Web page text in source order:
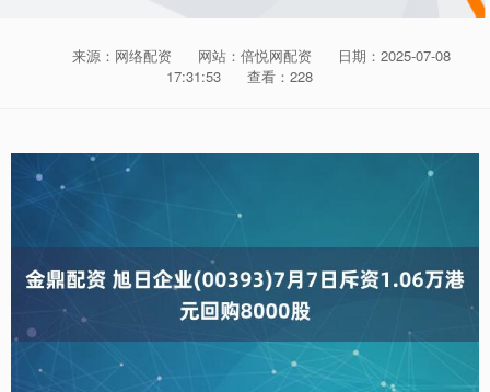
来源：网络配资 网站：倍悦网配资
日期：2025-07-08
17:31:53
查看：228